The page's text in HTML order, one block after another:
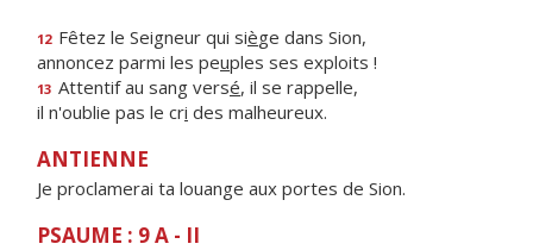
12 Fêtez le Seigneur qui siège dans Sion,
annoncez parmi les peuples ses exploits !
13 Attentif au sang versé, il se rappelle,
il n'oublie pas le cri des malheureux.
ANTIENNE
Je proclamerai ta louange aux portes de Sion.
PSAUME : 9 A - II